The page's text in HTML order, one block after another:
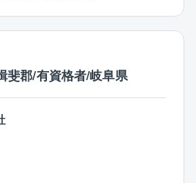
理
理
と工事の進め方等の打ち合わせ
理
成
手続き
県がメインとなりますので長期の
はほとんどありません。社用車で
です。
斐郡/有資格者/岐阜県